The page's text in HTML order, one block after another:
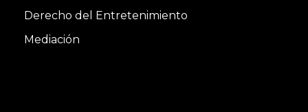
Derecho del Entretenimiento
Mediación